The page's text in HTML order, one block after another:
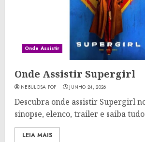
Onde Assistir
Onde Assistir Supergirl
NEBULOSA POP JUNHO 24, 2026
Descubra onde assistir Supergirl
sinopse, elenco, trailer e saiba
LEIA MAIS